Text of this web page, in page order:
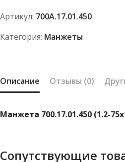
75х100-
Артикул: 700А.17.01.450
Категория: Манжеты
Описание Отзывы (0)
Манжета 700.17.01.450 (1.2-
Сопутствующие